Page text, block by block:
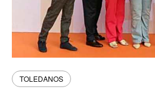
TOLEDANOS